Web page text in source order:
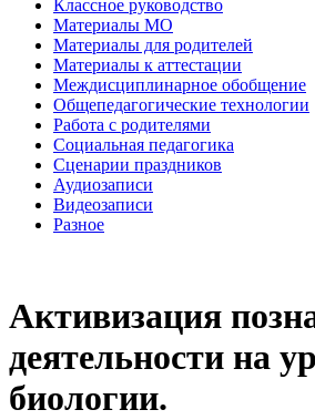
Классное руководство
Материалы МО
Материалы для родителей
Материалы к аттестации
Междисциплинарное обобщение
Общепедагогические технологии
Работа с родителями
Социальная педагогика
Сценарии праздников
Аудиозаписи
Видеозаписи
Разное
Активизация
деятельности на
биологии.